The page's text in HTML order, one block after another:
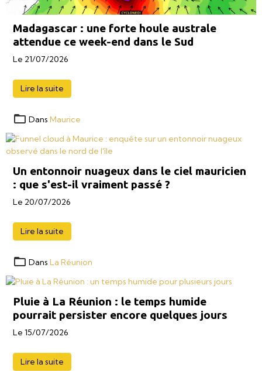
Madagascar : une forte houle australe
attendue ce week-end dans le Sud
Le 21/07/2026
Lire la suite
Dans Maurice
Un entonnoir nuageux dans le ciel mauricien
: que s'est-il vraiment passé ?
Le 20/07/2026
Lire la suite
Dans La Réunion
Pluie à La Réunion : le temps humide
pourrait persister encore quelques jours
Le 15/07/2026
Lire la suite